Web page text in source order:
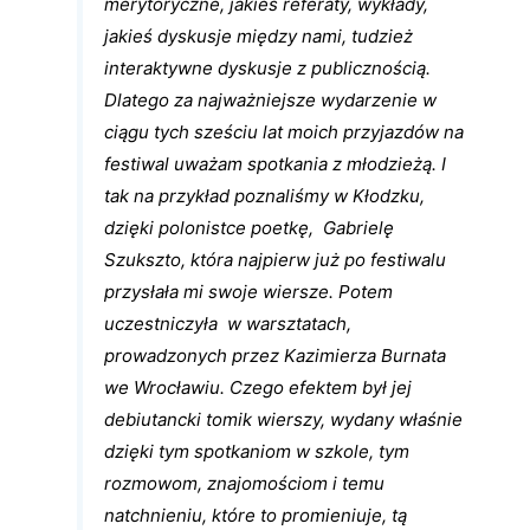
jakieś dyskusje między nami, tudzież
interaktywne dyskusje z publicznością.
Dlatego za najważniejsze wydarzenie w
ciągu tych sześciu lat moich przyjazdów na
festiwal uważam spotkania z młodzieżą. I
tak na przykład poznaliśmy w Kłodzku,
dzięki polonistce poetkę, Gabrielę
Szukszto, która najpierw już po festiwalu
przysłała mi swoje wiersze. Potem
uczestniczyła w warsztatach,
prowadzonych przez Kazimierza Burnata
we Wrocławiu. Czego efektem był jej
debiutancki tomik wierszy, wydany właśnie
dzięki tym spotkaniom w szkole, tym
rozmowom, znajomościom i temu
natchnieniu, które to promieniuje, tą